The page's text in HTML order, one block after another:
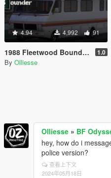
4.94 4,992 91
1988 Fleetwood Bounder from Breaking bad 1.0
By Olliesse
Olliesse » BF
hey, how do i
police version?
查看上下文
2024年05月18日